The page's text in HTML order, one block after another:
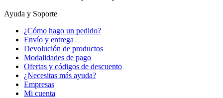
Ayuda y Soporte
¿Cómo hago un pedido?
Envío y entrega
Devolución de productos
Modalidades de pago
Ofertas y códigos de descuento
¿Necesitas más ayuda?
Empresas
Mi cuenta